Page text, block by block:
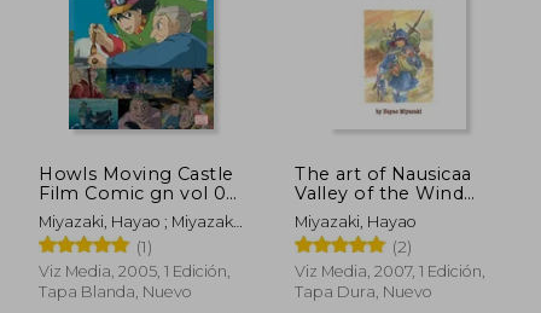
50%
dcto.
$ 96.899
$ 48.449
40%
dcto.
Howls Moving Castle
Film Comic gn vol 03
(Howl’S Moving
Castle Film Comics)
(en Inglés)
Miyazaki, Hayao ; Miyazaki,
Hayao
(1)
Viz Media, 2005, 1 Edición,
Tapa Blanda, Nuevo
The art of Nausicaa
Valley of the Wind
(Nausicaä of the
Valley of the Wind:
Watercolor
Impressions) (en
Inglés)
Miyazaki, Hayao
(2)
Viz Media, 2007, 1 Edición,
Tapa Dura, Nuevo